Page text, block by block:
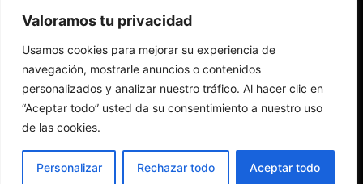
Valoramos tu privacidad
Usamos cookies para mejorar su experiencia de
navegación, mostrarle anuncios o contenidos
personalizados y analizar nuestro tráfico. Al hacer clic en
“Aceptar todo” usted da su consentimiento a nuestro uso
de las cookies.
Personalizar Rechazar todo Aceptar todo
Redes Cristianas
Una mirada alternativa sobre la Iglesia católica y la sociedad
- Colectivos de Redes Cristianas